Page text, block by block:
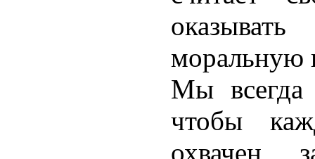
моральную
Мы всегда
чтобы
охвачен